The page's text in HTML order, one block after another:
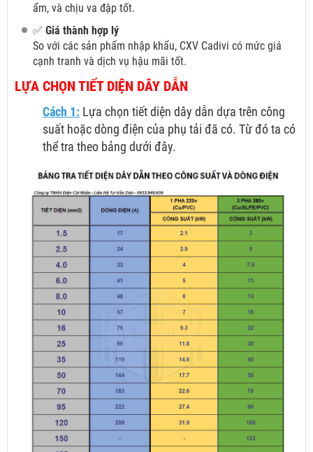
ẩm, và chịu va đập tốt.
✅ Giá thành hợp lý
So với các sản phẩm nhập khẩu, CXV Cadivi có mức giá
cạnh tranh và dịch vụ hậu mãi tốt.
LỰA CHỌN TIẾT DIỆN DÂY DẪN
Cách 1: Lựa chọn tiết diện dây dẫn dựa trên công
suất hoặc dòng điện của phụ tải đã có. Từ đó ta có
thể tra theo bảng dưới đây.